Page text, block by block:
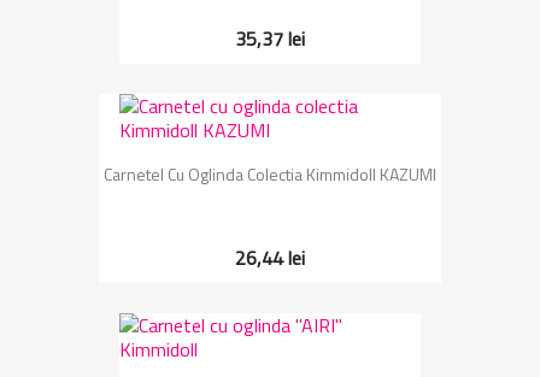
35,37 lei
Carnetel Cu Oglinda Colectia Kimmidoll KAZUMI
26,44 lei